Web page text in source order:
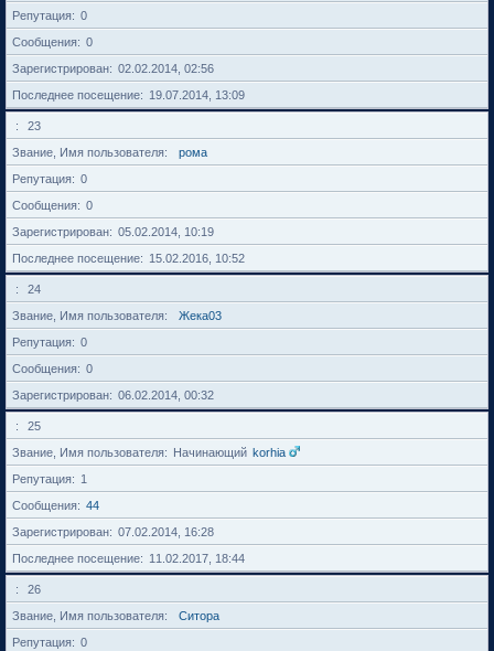
Репутация
0
Сообщения
0
Зарегистрирован
02.02.2014, 02:56
Последнее посещение
19.07.2014, 13:09
23
Звание, Имя пользователя
рома
Репутация
0
Сообщения
0
Зарегистрирован
05.02.2014, 10:19
Последнее посещение
15.02.2016, 10:52
24
Звание, Имя пользователя
Жека03
Репутация
0
Сообщения
0
Зарегистрирован
06.02.2014, 00:32
25
Звание, Имя пользователя
Начинающий korhia
Репутация
1
Сообщения
44
Зарегистрирован
07.02.2014, 16:28
Последнее посещение
11.02.2017, 18:44
26
Звание, Имя пользователя
Cитора
Репутация
0